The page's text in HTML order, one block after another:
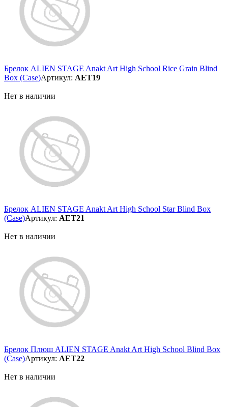
Брелок ALIEN STAGE Anakt Art High School Rice Grain Blind
Box (Case)Артикул: AET19
Нет в наличии
Брелок ALIEN STAGE Anakt Art High School Star Blind Box
(Case)Артикул: AET21
Нет в наличии
Брелок Плюш ALIEN STAGE Anakt Art High School Blind Box
(Case)Артикул: AET22
Нет в наличии